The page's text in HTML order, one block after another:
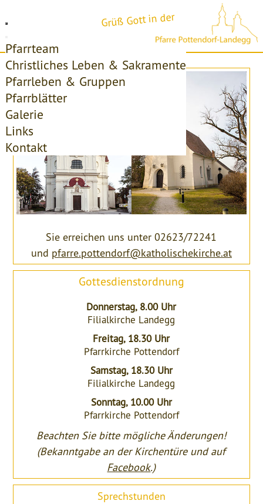
Pfarrteam
Christliches Leben & Sakramente
Pfarrleben & Gruppen
Pfarrblätter
Galerie
Links
Kontakt
Grüß Gott in der
Sie erreichen uns unter 02623/72241
und pfarre.pottendorf@katholischekirche.at
Gottesdienstordnung
Donnerstag, 8.00 Uhr
Filialkirche Landegg
Freitag, 18.30 Uhr
Pfarrkirche Pottendorf
Samstag, 18.30 Uhr
Filialkirche Landegg
Sonntag, 10.00 Uhr
Pfarrkirche Pottendorf
Beachten Sie bitte mögliche Änderungen!
(Bekanntgabe an der Kirchentüre und auf
Facebook.)
Sprechstunden